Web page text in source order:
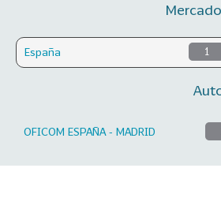
España 1
OFICOM ESPAÑA - MADRID